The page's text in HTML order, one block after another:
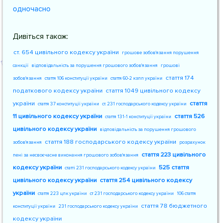
одночасно
Дивіться також:
ст. 654 цивільного кодексу україни грошове зобов'язання порушення
санкції відповідальність за порушення грошового зобов'язання грошові
зобов'язання стаття 106 конституції україни стаття 60-2 кзпп україни
стаття 174
податкового кодексу україни стаття 1049 цивільного кодексу
україни стаття 37 конституції україни ст. 231 господарського кодексу україни
стаття
11 цивільного кодексу україни стаття 131-1 конституції україни
стаття 526
цивільного кодексу україни відповідальність за порушення грошового
зобов'язання стаття 188 господарського кодексу україни розрахунок
пені за несвоєчасне виконання грошового зобов'язання
стаття 223 цивільного
кодексу україни статті 231 господарського кодексу україни 525 стаття
цивільного кодексу україни стаття 254 цивільного кодексу
україни стаття 223 цпк україни ст 231 господарського кодексу україни 106 стаття
конституції україни 231 господарського кодексу україни
стаття 78 бюджетного
кодексу україни